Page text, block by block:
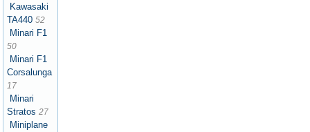
Kawasaki
TA440 52
Minari F1
50
Minari F1
Corsalunga
17
Minari
Stratos 27
Miniplane